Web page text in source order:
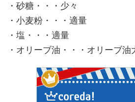
・砂糖・・・少々
・小麦粉・・・適量
・塩・・・適量
・オリーブ油・・・オリーブ油